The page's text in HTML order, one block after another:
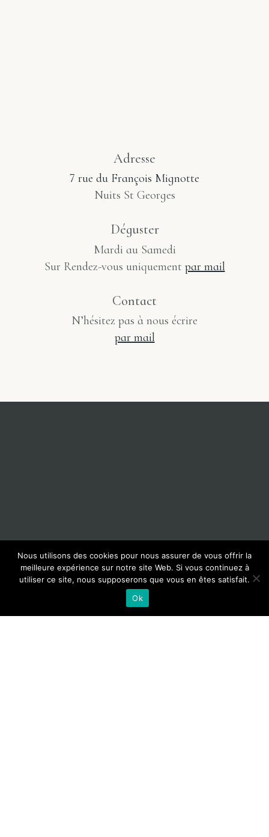
Adresse
7 rue du François Mignotte
Nuits St Georges
Déguster
Mardi au Samedi
Sur Rendez-vous uniquement par mail
Contact
N’hésitez pas à nous écrire
par mail
Nous utilisons des cookies pour nous assurer de vous offrir la
meilleure expérience sur notre site Web. Si vous continuez à
utiliser ce site, nous supposerons que vous en êtes satisfait.
Ok